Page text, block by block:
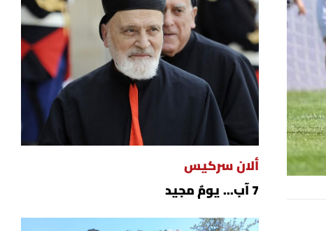
ألان سركيس
7 آب... يومٌ مجيد